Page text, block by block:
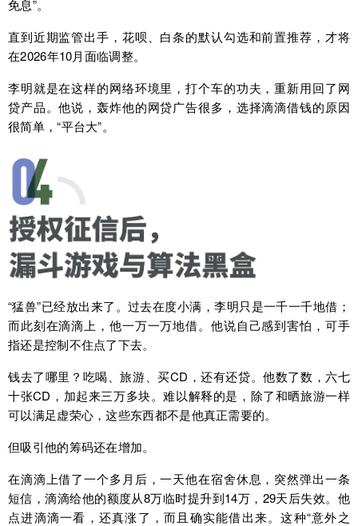
免息”。
直到近期监管出手，花呗、白条的默认勾选和前置推荐，才将
在2026年10月面临调整。
李明就是在这样的网络环境里，打个车的功夫，重新用回了网
贷产品。他说，轰炸他的网贷广告很多，选择滴滴借钱的原因
很简单，“平台大”。
“猛兽”已经放出来了。过去在度小满，李明只是一千一千地借；
而此刻在滴滴上，他一万一万地借。他说自己感到害怕，可手
指还是控制不住点了下去。
钱去了哪里？吃喝、旅游、买CD，还有还贷。他数了数，六七
十张CD，加起来三万多块。难以解释的是，除了和晒旅游一样
可以满足虚荣心，这些东西都不是他真正需要的。
但吸引他的筹码还在增加。
在滴滴上借了一个多月后，一天他在宿舍休息，突然弹出一条
短信，滴滴给他的额度从8万临时提升到14万，29天后失效。他
点进滴滴一看，还真涨了，而且确实能借出来。这种“意外之